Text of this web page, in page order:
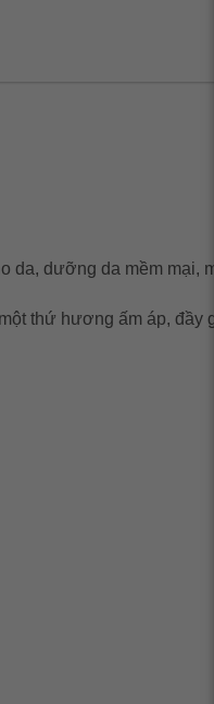
dưỡng da mềm mại,
thứ hương ấm áp, đầy